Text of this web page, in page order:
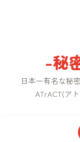
-秘
日本一有名な秘
ATrACT(ア